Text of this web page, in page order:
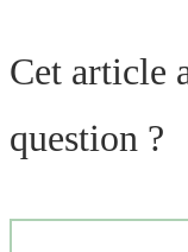
Cet article
question ?